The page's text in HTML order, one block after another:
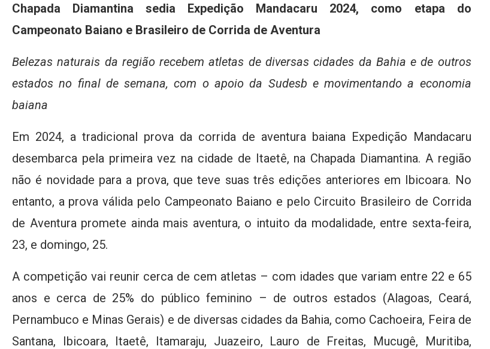
Chapada Diamantina sedia Expedição Mandacaru 2024, como etapa do
Campeonato Baiano e Brasileiro de Corrida de Aventura
Belezas naturais da região recebem atletas de diversas cidades da Bahia e de outros
estados no final de semana, com o apoio da Sudesb e movimentando a economia
baiana
Em 2024, a tradicional prova da corrida de aventura baiana Expedição Mandacaru
desembarca pela primeira vez na cidade de Itaetê, na Chapada Diamantina. A região
não é novidade para a prova, que teve suas três edições anteriores em Ibicoara. No
entanto, a prova válida pelo Campeonato Baiano e pelo Circuito Brasileiro de Corrida
de Aventura promete ainda mais aventura, o intuito da modalidade, entre sexta-feira,
23, e domingo, 25.
A competição vai reunir cerca de cem atletas – com idades que variam entre 22 e 65
anos e cerca de 25% do público feminino – de outros estados (Alagoas, Ceará,
Pernambuco e Minas Gerais) e de diversas cidades da Bahia, como Cachoeira, Feira de
Santana, Ibicoara, Itaetê, Itamaraju, Juazeiro, Lauro de Freitas, Mucugê, Muritiba,